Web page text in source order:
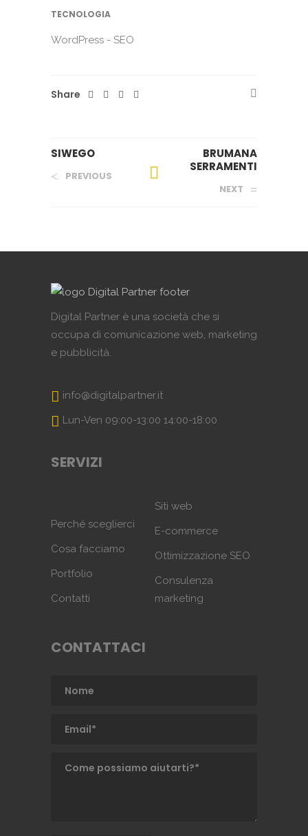
TECNOLOGIA
WordPress - SEO
Share
SIWEGO
PREVIOUS
BRUMANA
SERRAMENTI
NEXT
Digital Partner è una società che si
occupa di comunicazione web, marketing
e pubblicità.
info@digitalpartner.it
Lun-Ven 09:00-13:00 14:00-18:00
SERVIZI
Perché sceglierci
Cosa facciamo
Portfolio
Contatti
Siti web
E-commerce
Ottimizzazione SEO
Consulenza
marketing
CONTATTACI